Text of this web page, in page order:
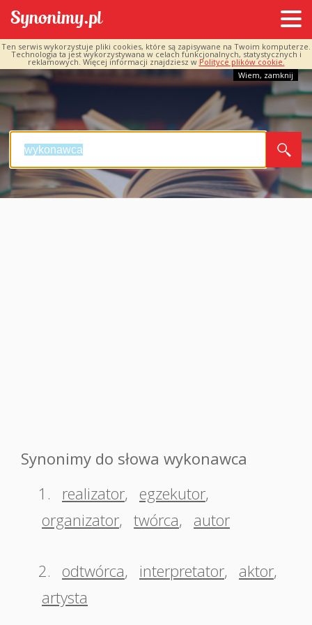
Ten serwis wykorzystuje pliki cookies, które są zapisywane na Twoim komputerze.
Technologia ta jest wykorzystywana w celach funkcjonalnych, statystycznych i
reklamowych. Więcej informacji znajdziesz w Polityce plików cookie.
Wiem, zamknij
Synonimy do słowa wykonawca
1.
realizator, egzekutor,
organizator, twórca, autor
2. odtwórca, interpretator, aktor,
artysta